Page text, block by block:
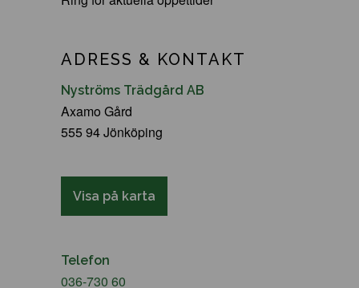
ADRESS & KONTAKT
Nyströms Trädgård AB
Axamo Gård
555 94 Jönköping
Visa på karta
Telefon
036-730 60